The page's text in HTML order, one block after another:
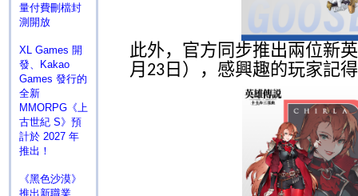
量付費刪檔封
測開放
XL Games 開
發、Kakao
Games 發行的
全新
MMORPG《上
古世紀 S》預
計於 2027 年
推出！
《黑色沙漠》
推出新職業
此外，官方同步推出兩位新
月 23 日 ），感興趣的玩家記